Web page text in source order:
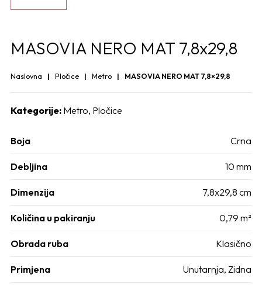
MASOVIA NERO MAT 7,8x29,8
Naslovna Pločice Metro MASOVIA NERO MAT 7,8×29,8
Kategorije: Metro, Pločice
Boja Crna
Debljina 10 mm
Dimenzija 7,8x29,8 cm
Količina u pakiranju 0,79 m²
Obrada ruba Klasično
Primjena Unutarnja, Zidna